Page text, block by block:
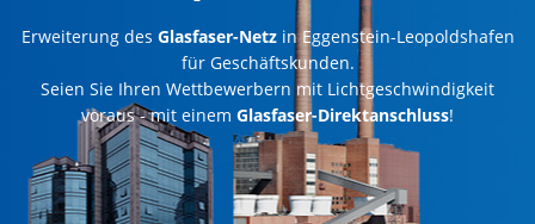
Erweiterung des Glasfaser-Netzin Eggenstein-Leopoldshafen
für Geschäftskunden.
Seien Sie Ihren Wettbewerbern mit Lichtgeschwindigkeit
voraus - mit einem Glasfaser-Direktanschluss!